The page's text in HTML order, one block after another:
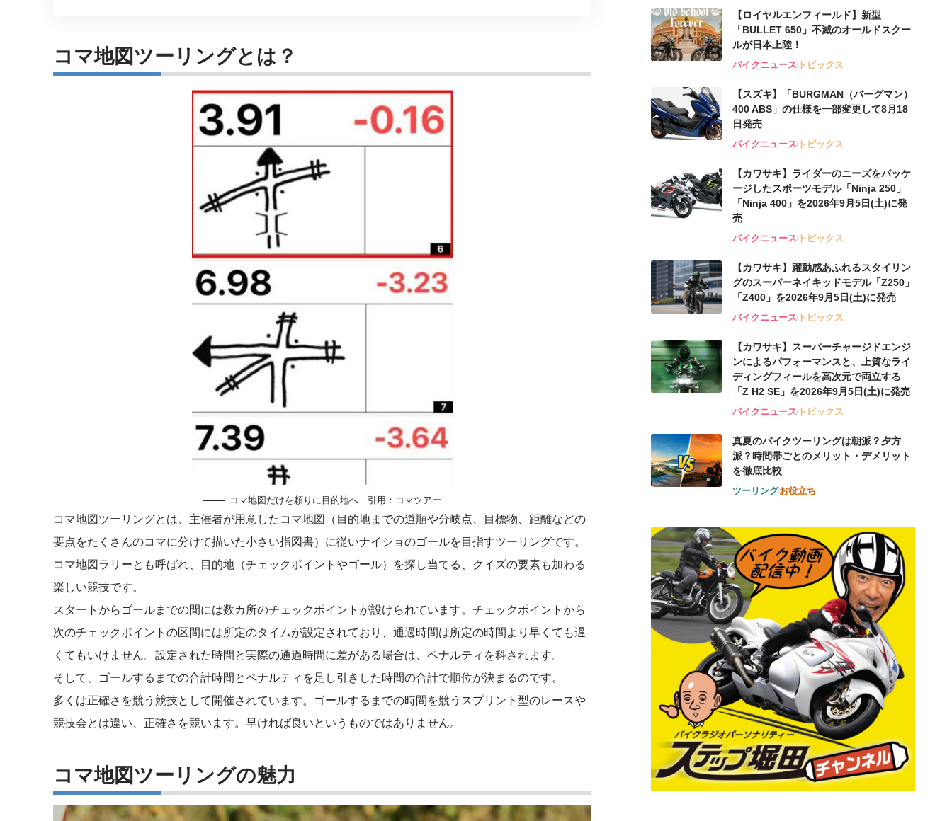
コマ地図ツーリングとは？
コマ地図だけを頼りに目的地へ…引用： コマツアー
コマ地図ツーリングとは、主催者が用意したコマ地図（目的地までの道順や分岐点、目標物、距離などの
要点をたくさんのコマに分けて描いた小さい指図書）に従いナイショのゴールを目指すツーリングです。
コマ地図ラリーとも呼ばれ、目的地（チェックポイントやゴール）を探し当てる、クイズの要素も加わる
楽しい競技です。
スタートからゴールまでの間には数カ所のチェックポイントが設けられています。チェックポイントから
次のチェックポイントの区間には所定のタイムが設定されており、通過時間は所定の時間より早くても遅
くてもいけません。設定された時間と実際の通過時間に差がある場合は、ペナルティを科されます。
そして、ゴールするまでの合計時間とペナルティを足し引きした時間の合計で順位が決まるのです。
多くは正確さを競う競技として開催されています。ゴールするまでの時間を競うスプリント型のレースや
競技会とは違い、正確さを競います。早ければ良いというものではありません。
コマ地図ツーリングの魅力
【ロイヤルエンフィールド】新型
「BULLET 650」不滅のオールドスクー
ルが⽇本上陸！
バイクニューストピックス
【スズキ】「BURGMAN（バーグマン）
400 ABS」の仕様を一部変更して8月18
日発売
バイクニューストピックス
【カワサキ】ライダーのニーズをパッケ
ージしたスポーツモデル「Ninja 250」
「Ninja 400」を2026年9月5日(土)に発
売
バイクニューストピックス
【カワサキ】躍動感あふれるスタイリン
グのスーパーネイキッドモデル「Z250」
「Z400」を2026年9月5日(土)に発売
バイクニューストピックス
【カワサキ】スーパーチャージドエンジ
ンによるパフォーマンスと、上質なライ
ディングフィールを高次元で両立する
「Z H2 SE」を2026年9月5日(土)に発売
バイクニューストピックス
真夏のバイクツーリングは朝派？夕方
派？時間帯ごとのメリット・デメリット
を徹底比較
ツーリングお役立ち